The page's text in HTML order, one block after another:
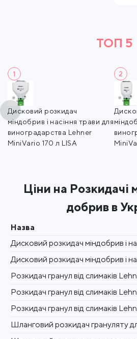
ТОП 5
1
Дисковий розкидач
міндобрив і насіння трави для
виноградарства Lehner
MiniVario 170 л LISA
2
Ціни на Розкидачі
добрив в
Назва